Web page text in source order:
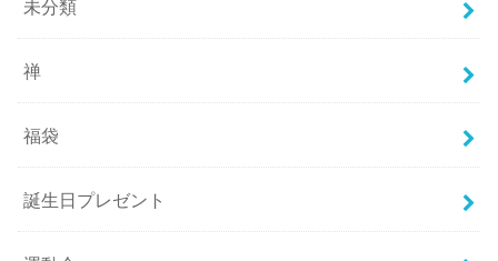
未分類
禅
福袋
誕生日プレゼント